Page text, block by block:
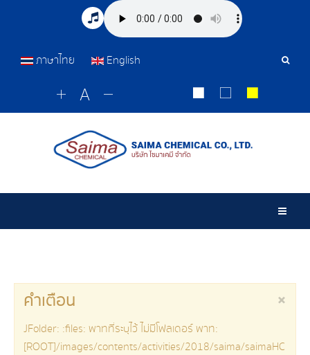
เครื่อ
ภาษาไทย English
×
คำเตือน
JFolder: :files: พาทที่ระบุไว้ ไม่มีโฟลเดอร์ พาท:
[ROOT]/images/contents/activities/2018/saima/saimaHC